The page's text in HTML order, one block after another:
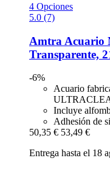
4 Opciones
5.0 (7)
Amtra Acuario
Transparente,
-6%
Acuario
Incluye
Adhesión de
50,35 € 53,49 €
Entrega hasta el 18